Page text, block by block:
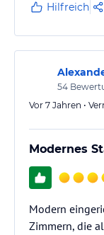
Hilfreich
54
Vor 7 Jahren •
Modernes
Modern
Zimmern, die